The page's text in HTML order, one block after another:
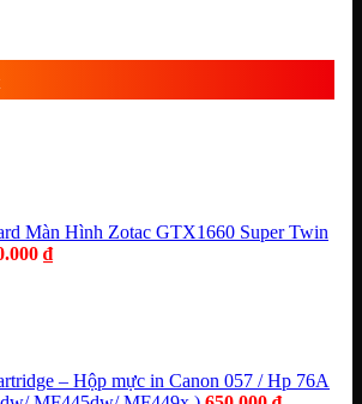
Màn Hình Zotac GTX1660 Super Twin
₫
– Hộp mực in Canon 057 / Hp 76A